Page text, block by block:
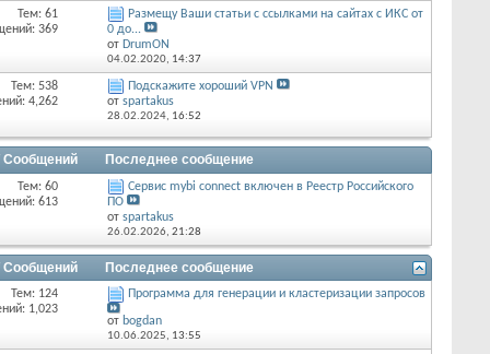
Тем: 61
369
Размещу Ваши статьи с ссылками на сайтах с ИКС от
0 до...
от DrumON
04.02.2020, 14:37
Тем: 538
4,262
Подскажите хороший VPN
от spartakus
28.02.2024, 16:52
Сообщений Последнее сообщение
Тем: 60
613
Сервис mybi connect включен в Реестр Российского
ПО
от spartakus
26.02.2026, 21:28
Сообщений Последнее сообщение
Тем: 124
1,023
Программа для генерации и кластеризации запросов
от bogdan
10.06.2025, 13:55